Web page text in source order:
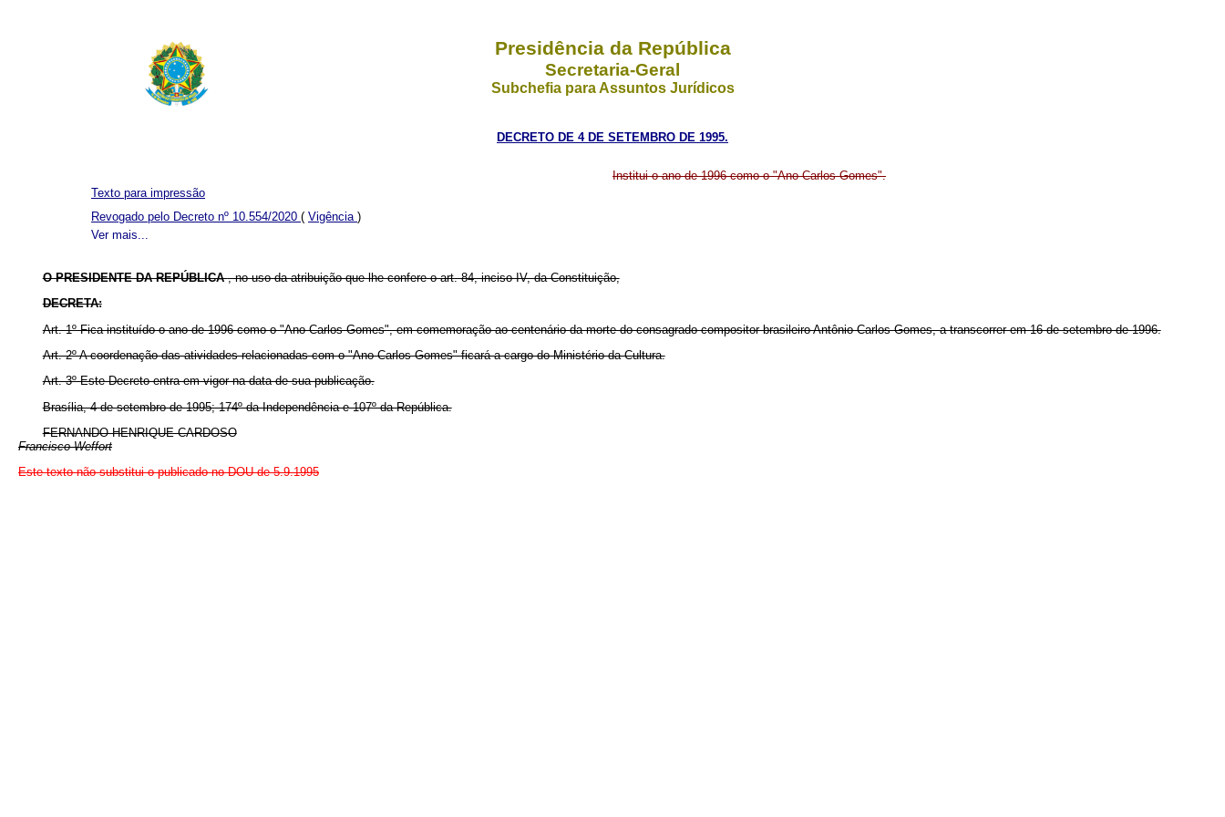
Presidência da República
Secretaria-Geral
Subchefia para Assuntos Jurídicos
DECRETO DE 4 DE SETEMBRO DE 1995.
Institui o ano de 1996 como o "Ano Carlos Gomes".
Ver mais...
Texto para impressão
Revogado pelo Decreto nº 10.554/2020 ( Vigência )
O PRESIDENTE DA REPÚBLICA, no uso da atribuição que lhe confere o art. 84, inciso IV, da Constituição,
DECRETA:
Art. 1º Fica instituído o ano de 1996 como o "Ano Carlos Gomes", em comemoração ao centenário da morte do consagrado compositor brasileiro Antônio Carlos Gomes, a transcorrer em 16 de setembro de 1996.
Art. 2º A coordenação das atividades relacionadas com o "Ano Carlos Gomes" ficará a cargo do Ministério da Cultura.
Art. 3º Este Decreto entra em vigor na data de sua publicação.
Brasília, 4 de setembro de 1995; 174º da Independência e 107º da República.
FERNANDO HENRIQUE CARDOSO
Francisco Weffort
Este texto não substitui o publicado no DOU de 5.9.1995